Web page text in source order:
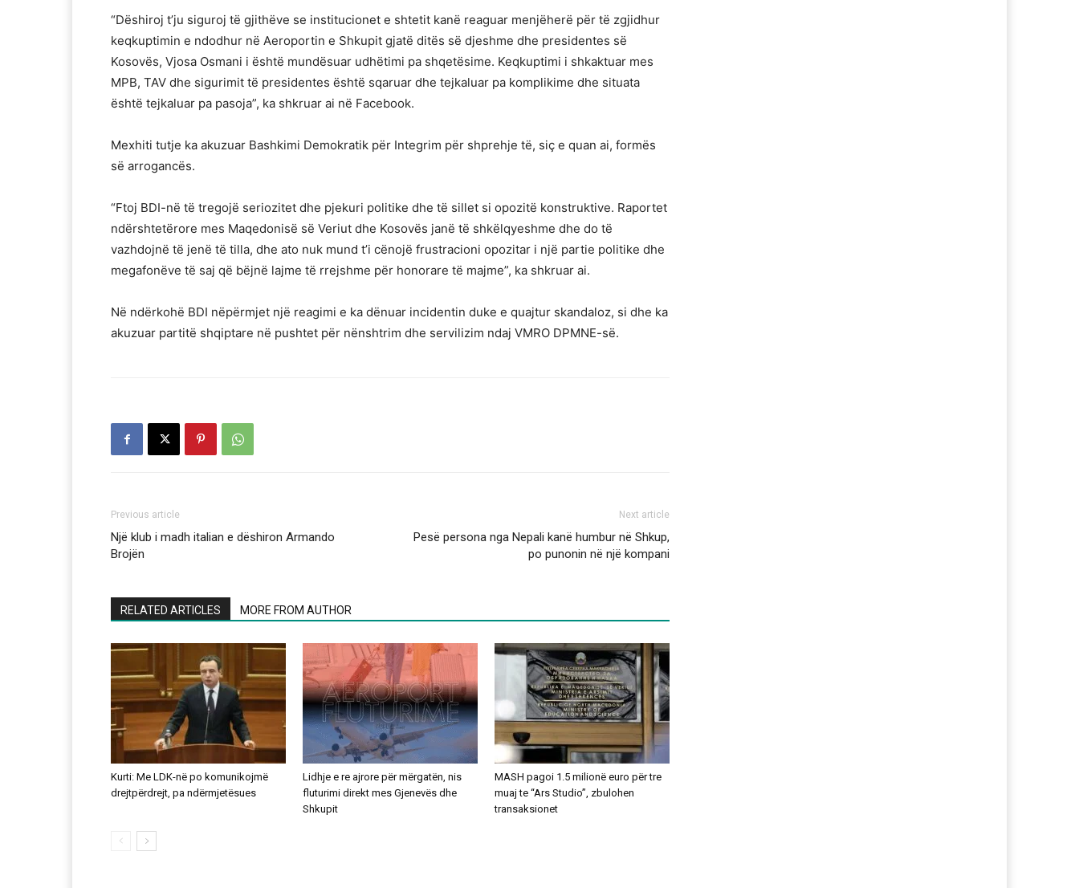
“Dëshiroj t’ju siguroj të gjithëve se institucionet e shtetit kanë reaguar menjëherë për të zgjidhur
keqkuptimin e ndodhur në Aeroportin e Shkupit gjatë ditës së djeshme dhe presidentes së
Kosovës, Vjosa Osmani i është mundësuar udhëtimi pa shqetësime. Keqkuptimi i shkaktuar mes
MPB, TAV dhe sigurimit të presidentes është sqaruar dhe tejkaluar pa komplikime dhe situata
është tejkaluar pa pasoja”, ka shkruar ai në Facebook.
Mexhiti tutje ka akuzuar Bashkimi Demokratik për Integrim për shprehje të, siç e quan ai, formës
së arrogancës.
“Ftoj BDI-në të tregojë seriozitet dhe pjekuri politike dhe të sillet si opozitë konstruktive. Raportet
ndërshtetërore mes Maqedonisë së Veriut dhe Kosovës janë të shkëlqyeshme dhe do të
vazhdojnë të jenë të tilla, dhe ato nuk mund t’i cënojë frustracioni opozitar i një partie politike dhe
megafonëve të saj që bëjnë lajme të rrejshme për honorare të majme”, ka shkruar ai.
Në ndërkohë BDI nëpërmjet një reagimi e ka dënuar incidentin duke e quajtur skandaloz, si dhe ka
akuzuar partitë shqiptare në pushtet për nënshtrim dhe servilizim ndaj VMRO DPMNE-së.
Previous article
Një klub i madh italian e dëshiron Armando
Brojën
Next article
Pesë persona nga Nepali kanë humbur në Shkup,
po punonin në një kompani
RELATED ARTICLES MORE FROM AUTHOR
Kurti: Me LDK-në po komunikojmë
drejtpërdrejt, pa ndërmjetësues
Lidhje e re ajrore për mërgatën, nis
fluturimi direkt mes Gjenevës dhe
Shkupit
MASH pagoi 1.5 milionë euro për tre
muaj te “Ars Studio”, zbulohen
transaksionet